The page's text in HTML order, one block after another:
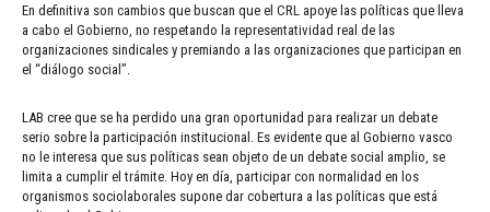
En definitiva son cambios que buscan que el CRL apoye las políticas que lleva
a cabo el Gobierno, no respetando la representatividad real de las
organizaciones sindicales y premiando a las organizaciones que participan en
el “diálogo social”.
LAB cree que se ha perdido una gran oportunidad para realizar un debate
serio sobre la participación institucional. Es evidente que al Gobierno vasco
no le interesa que sus políticas sean objeto de un debate social amplio, se
limita a cumplir el trámite. Hoy en día, participar con normalidad en los
organismos sociolaborales supone dar cobertura a las políticas que está